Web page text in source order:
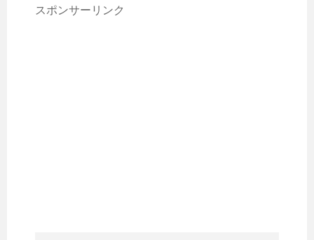
スポンサーリンク